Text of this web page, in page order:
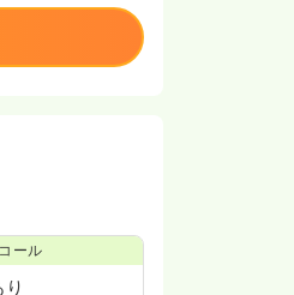
ール
り